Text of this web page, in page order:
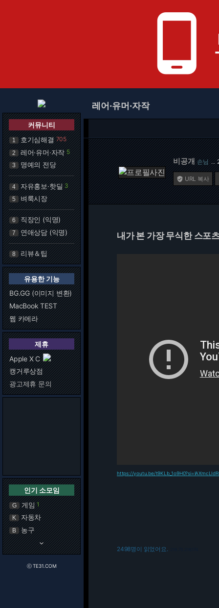
phone_android
커뮤니티
1 호기심해결 705
2 레어·유머·자작 5
3 명예의 전당
4 자유홍보·핫딜 3
5 벼룩시장
6 직장인 (익명)
7 연애상담 (익명)
8 리뷰＆팁
유용한 기능
BG.GG (이미지 변환)
MacBook TEST
웹 카메라
제휴
Apple X C
캥거루상점
광고제휴 문의
인기 소모임
G 게임 1
K 자동차
B 농구
keyboard_arrow_down
ⓒ TE31.COM
레어·유머·자작
비공개 손님 …
 URL 복사
내가 본 가장 무식한 스포
https://youtu.be/
2498명이 읽었어요.